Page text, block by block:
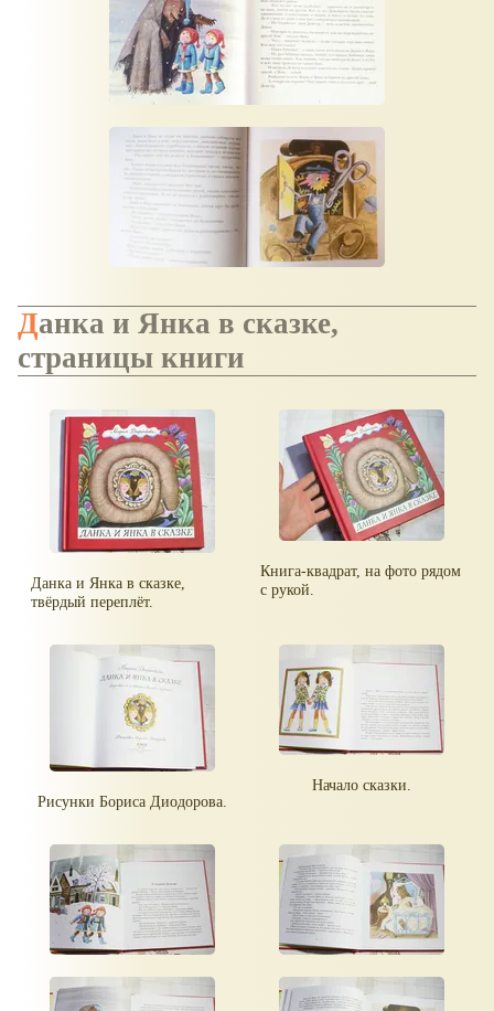
Данка и Янка в сказке,
страницы книги
Данка и Янка в сказке,
твёрдый переплёт.
Книга-квадрат, на фото рядом
с рукой.
Рисунки Бориса Диодорова.
Начало сказки.